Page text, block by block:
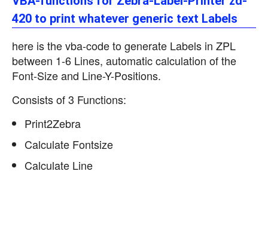
420 to print whatever generic text Labels
here is the vba-code to generate Labels in ZPL
between 1-6 Lines, automatic calculation of the
Font-Size and Line-Y-Positions.
Consists of 3 Functions:
Print2Zebra
Calculate Fontsize
Calculate Line